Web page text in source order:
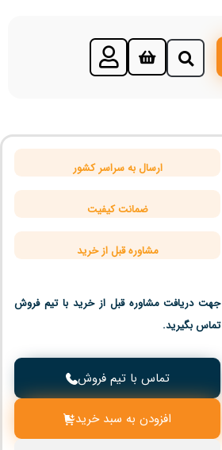
ارسال به سراسر کشور
ضمانت کیفیت
مشاوره قبل از خرید
جهت دریافت مشاوره قبل از خرید با تیم فروش
تماس بگیرید.
تماس با تیم فروش
افزودن به سبد خرید